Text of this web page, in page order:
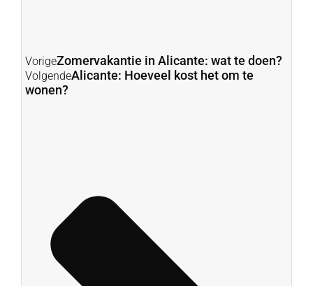
VorigeZomervakantie in Alicante: wat te doen?
VolgendeAlicante: Hoeveel kost het om te
wonen?